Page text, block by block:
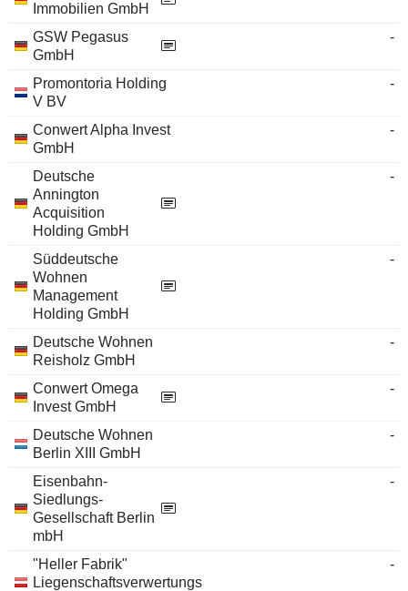
Immobilien GmbH
GSW Pegasus
GmbH
-
Promontoria Holding
V BV
-
Conwert Alpha Invest
GmbH
-
Deutsche
Annington
Acquisition
Holding GmbH
-
Süddeutsche
Wohnen
Management
Holding GmbH
-
Deutsche Wohnen
Reisholz GmbH
-
Conwert Omega
Invest GmbH
-
Deutsche Wohnen
Berlin XIII GmbH
-
Eisenbahn-
Siedlungs-
Gesellschaft Berlin
mbH
-
"Heller Fabrik"
Liegenschaftsverwertungs
-